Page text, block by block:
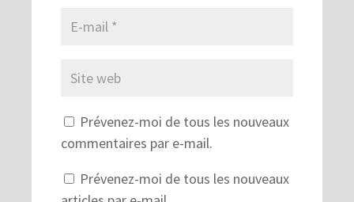
Prévenez-moi de tous les nouveaux
commentaires par e-mail.
Prévenez-moi de tous les nouveaux